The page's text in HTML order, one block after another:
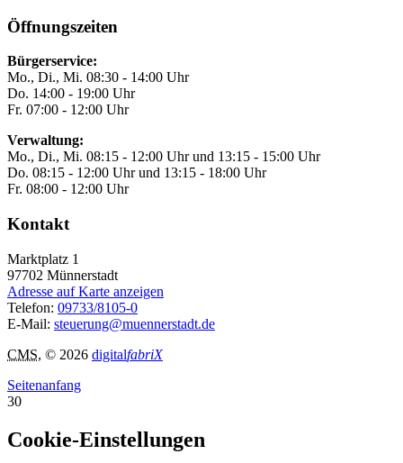
Öffnungszeiten
Bürgerservice:
Mo., Di., Mi. 08:30 - 14:00 Uhr
Do. 14:00 - 19:00 Uhr
Fr. 07:00 - 12:00 Uhr
Verwaltung:
Mo., Di., Mi. 08:15 - 12:00 Uhr und 13:15 - 15:00 Uhr
Do. 08:15 - 12:00 Uhr und 13:15 - 18:00 Uhr
Fr. 08:00 - 12:00 Uhr
Kontakt
Marktplatz 1
97702 Münnerstadt
Adresse auf Karte anzeigen
Telefon: 09733/8105-0
E-Mail: steuerung@muennerstadt.de
CMS, © 2026 digitalfabriX
Seitenanfang
30
Cookie-Einstellungen